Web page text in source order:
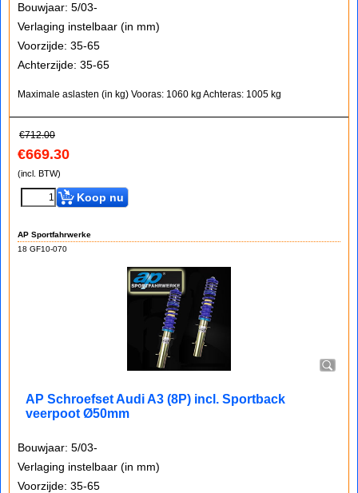
Bouwjaar: 5/03-
Verlaging instelbaar (in mm)
Voorzijde: 35-65
Achterzijde: 35-65
Maximale aslasten (in kg) Vooras: 1060 kg Achteras: 1005 kg
€712.00
€669.30
(incl. BTW)
Koop nu
AP Sportfahrwerke
18 GF10-070
AP Schroefset Audi A3 (8P) incl. Sportback
veerpoot Ø50mm
Bouwjaar: 5/03-
Verlaging instelbaar (in mm)
Voorzijde: 35-65